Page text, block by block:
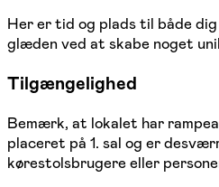
Her er tid og plads til både
glæden ved at skabe noget
Tilgængelighed
Bemærk, at lokalet har
placeret på 1. sal og er
kørestolsbrugere eller